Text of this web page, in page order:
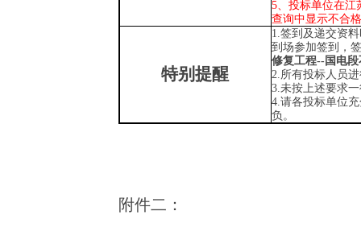
5、投标单位在江
查询中显示不合
特别提醒
1.签到及递交资
到场参加签到，
修复工程--国电段
2.所有投标人员
3.未按上述要求
4.请各投标单位
负。
附件二：